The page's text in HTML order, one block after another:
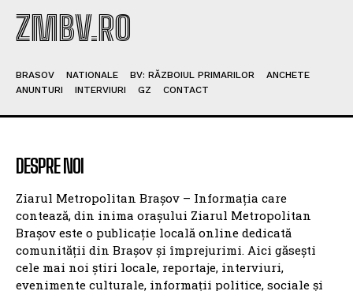
urmează să fie introduse
Peste 4 milioane de lei alocate pentru
transformarea unei centrale termice din Brașov
într-un centru sportiv
ZMBV.RO
NATIONALE BV: RĂZBOIUL PRIMARILOR
ANCHETE
ANUNTURI
INTERVIURI GZ CONTACT